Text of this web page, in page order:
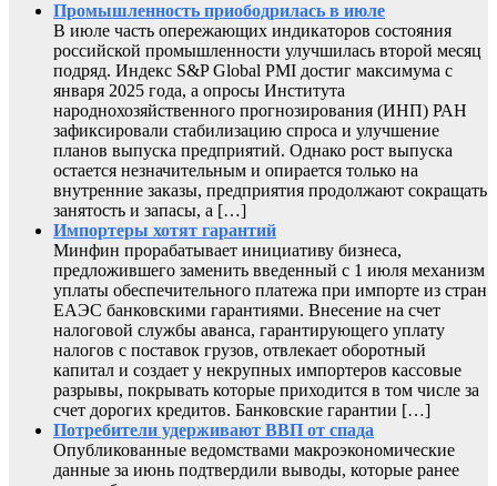
Промышленность приободрилась в июле
В июле часть опережающих индикаторов состояния
российской промышленности улучшилась второй месяц
подряд. Индекс S&P Global PMI достиг максимума с
января 2025 года, а опросы Института
народнохозяйственного прогнозирования (ИНП) РАН
зафиксировали стабилизацию спроса и улучшение
планов выпуска предприятий. Однако рост выпуска
остается незначительным и опирается только на
внутренние заказы, предприятия продолжают сокращать
занятость и запасы, а […]
Импортеры хотят гарантий
Минфин прорабатывает инициативу бизнеса,
предложившего заменить введенный с 1 июля механизм
уплаты обеспечительного платежа при импорте из стран
ЕАЭС банковскими гарантиями. Внесение на счет
налоговой службы аванса, гарантирующего уплату
налогов с поставок грузов, отвлекает оборотный
капитал и создает у некрупных импортеров кассовые
разрывы, покрывать которые приходится в том числе за
счет дорогих кредитов. Банковские гарантии […]
Потребители удерживают ВВП от спада
Опубликованные ведомствами макроэкономические
данные за июнь подтвердили выводы, которые ранее